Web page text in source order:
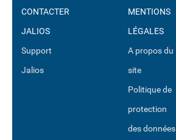
CONTACTER
JALIOS
Support
Jalios
MENTIONS
LÉGALES
A propos du
site
Politique de
protection
des données